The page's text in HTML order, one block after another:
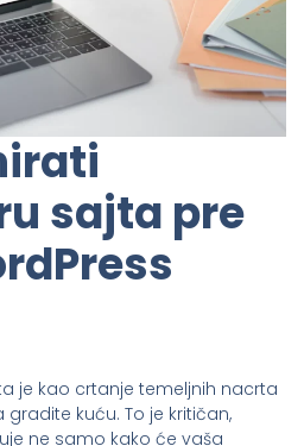
sajta pre
je kao crtanje temeljnih nacrta
kuću. To je kritičan,
ne samo kako će vaša